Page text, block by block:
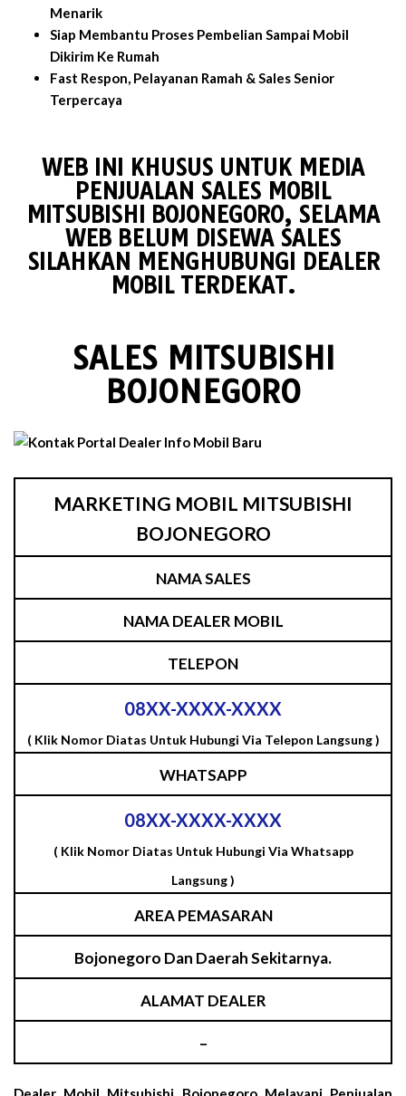
Menarik
Siap Membantu Proses Pembelian Sampai Mobil
Dikirim Ke Rumah
Fast Respon, Pelayanan Ramah & Sales Senior
Terpercaya
WEB INI KHUSUS UNTUK MEDIA
PENJUALAN SALES MOBIL
MITSUBISHI BOJONEGORO, SELAMA
WEB BELUM DISEWA SALES
SILAHKAN MENGHUBUNGI DEALER
MOBIL TERDEKAT.
SALES MITSUBISHI
BOJONEGORO
MARKETING MOBIL MITSUBISHI
BOJONEGORO
NAMA SALES
NAMA DEALER MOBIL
TELEPON
08XX-XXXX-XXXX
( Klik Nomor Diatas Untuk Hubungi Via Telepon Langsung )
WHATSAPP
08XX-XXXX-XXXX
( Klik Nomor Diatas Untuk Hubungi Via Whatsapp
Langsung )
AREA PEMASARAN
Bojonegoro Dan Daerah Sekitarnya.
ALAMAT DEALER
–